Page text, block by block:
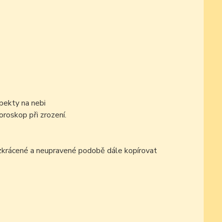
na nebi
při zrození.
a neupravené podobě dále kopírovat